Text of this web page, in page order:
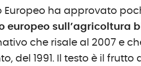
Europeo ha approvato
europeo sull’agricoltura
che risale al 2007 e
del 1991. Il testo è il